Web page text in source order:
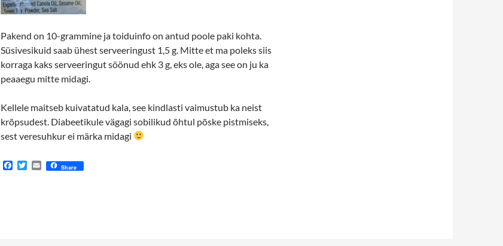
Pakend on 10-grammine ja toiduinfo on antud poole paki kohta.
Süsivesikuid saab ühest serveeringust 1,5 g. Mitte et ma poleks siis
korraga kaks serveeringut söönud ehk 3 g, eks ole, aga see on ju ka
peaaegu mitte midagi.
Kellele maitseb kuivatatud kala, see kindlasti vaimustub ka neist
krõpsudest. Diabeetikule vägagi sobilikud õhtul põske pistmiseks,
sest veresuhkur ei märka midagi
F
T
E
m
Share